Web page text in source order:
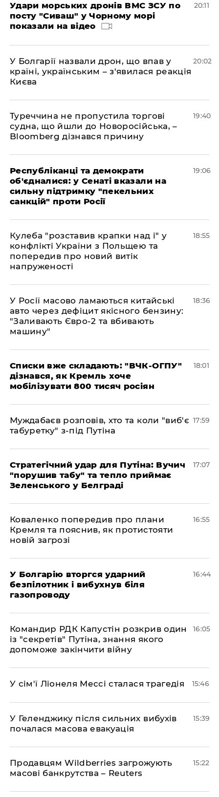
Удари морських дронів ВМС ЗСУ по
посту "Сиваш" у Чорному морі
показали на відео
20:11
У Болгарії назвали дрон, що впав у
країні, українським – з'явилася реакція
Києва
20:02
Туреччина не пропустила торгові
судна, що йшли до Новоросійська, –
Bloomberg дізнався причину
19:40
Республіканці та демократи
об'єдналися: у Сенаті вказали на
сильну підтримку "пекельних
санкцій" проти Росії
19:06
Кулеба "розставив крапки над і" у
конфлікті України з Польщею та
попередив про новий витік
напруженості
18:55
У Росії масово ламаються китайські
авто через дефіцит якісного бензину:
"Заливають Євро-2 та вбивають
машину"
18:36
Списки вже складають: "ВЧК-ОГПУ"
дізнався, як Кремль хоче
мобілізувати 800 тисяч росіян
18:01
Муждабаєв розповів, хто та коли "виб'є
табуретку" з-під Путіна
17:59
Стратегічний удар для Путіна: Вучич
"порушив табу" та тепло приймає
Зеленського у Белграді
17:07
Коваленко попередив про плани
Кремля та пояснив, як протистояти
новій загрозі
16:55
У Болгарію вторгся ударний
безпілотник і вибухнув біля
газопроводу
16:44
Командир РДК Капустін розкрив один
із "секретів" Путіна, знання якого
допоможе закінчити війну
16:05
У сім'ї Ліонеля Мессі сталася трагедія 15:46
У Геленджику після сильних вибухів
почалася масова евакуація
15:39
Продавцям Wildberries загрожують
масові банкрутства – Reuters
15:22